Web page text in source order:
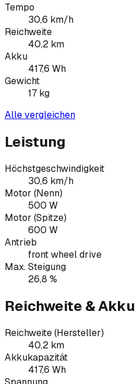
Tempo
30,6 km/h
Reichweite
40,2 km
Akku
417,6 Wh
Gewicht
17 kg
Alle vergleichen
Leistung
Höchstgeschwindigkeit
30,6 km/h
Motor (Nenn)
500 W
Motor (Spitze)
600 W
Antrieb
front wheel drive
Max. Steigung
26,8 %
Reichweite & Akku
Reichweite (Hersteller)
40,2 km
Akkukapazität
417,6 Wh